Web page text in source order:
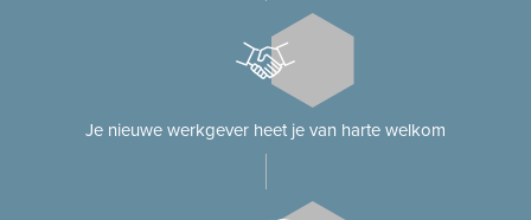
Je nieuwe werkgever heet je van harte welkom